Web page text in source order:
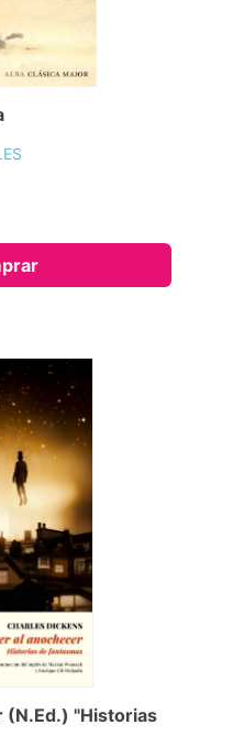
(N.Ed.) "Historias